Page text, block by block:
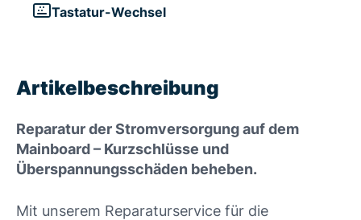
Tastatur-Wechsel
Artikelbeschreibung
Reparatur der Stromversorgung auf dem
Mainboard – Kurzschlüsse und
Überspannungsschäden beheben.
Mit unserem Reparaturservice für die